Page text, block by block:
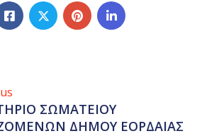
ΣΩΜΑΤΕΙΟΥ
ΔΗΜΟΥ ΕΟΡΔΑΙΑΣ